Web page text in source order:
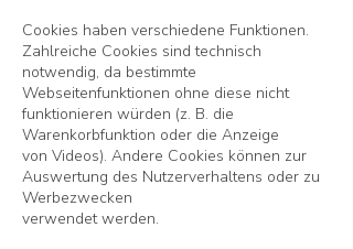
Cookies haben verschiedene Funktionen.
Zahlreiche Cookies sind technisch
notwendig, da bestimmte
Webseitenfunktionen ohne diese nicht
funktionieren würden (z. B. die
Warenkorbfunktion oder die Anzeige
von Videos). Andere Cookies können zur
Auswertung des Nutzerverhaltens oder zu
Werbezwecken
verwendet werden.